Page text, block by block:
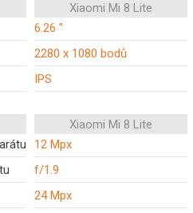
Xiaomi Mi 8 Lite
6.26 "
2280 x 1080 bodů
IPS
Xiaomi Mi 8 Lite
12 Mpx
f/1.9
24 Mpx